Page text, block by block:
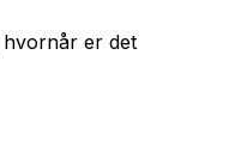
er det